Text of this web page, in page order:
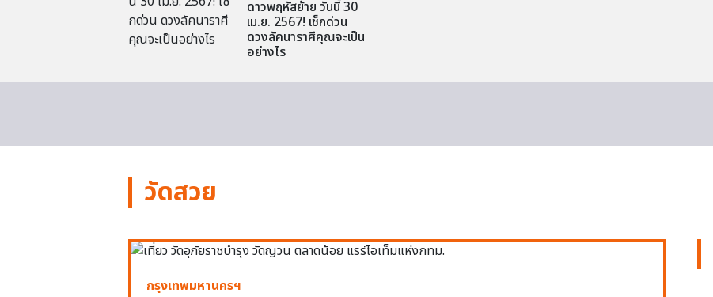
ดาวพฤหัสย้าย วันนี้ 30
เม.ย. 2567! เช็กด่วน
ดวงลัคนาราศีคุณจะเป็น
อย่างไร
วัดสวย
กรุงเทพมหานครฯ